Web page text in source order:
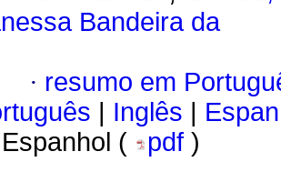
Bandeira da
· resumo em
Inglês
(
pdf )